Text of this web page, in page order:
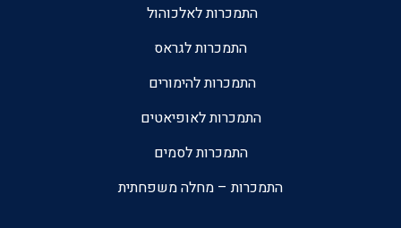
התמכרות לאלכוהול
התמכרות לגראס
התמכרות להימורים
התמכרות לאופיאטים
התמכרות לסמים
התמכרות – מחלה משפחתית